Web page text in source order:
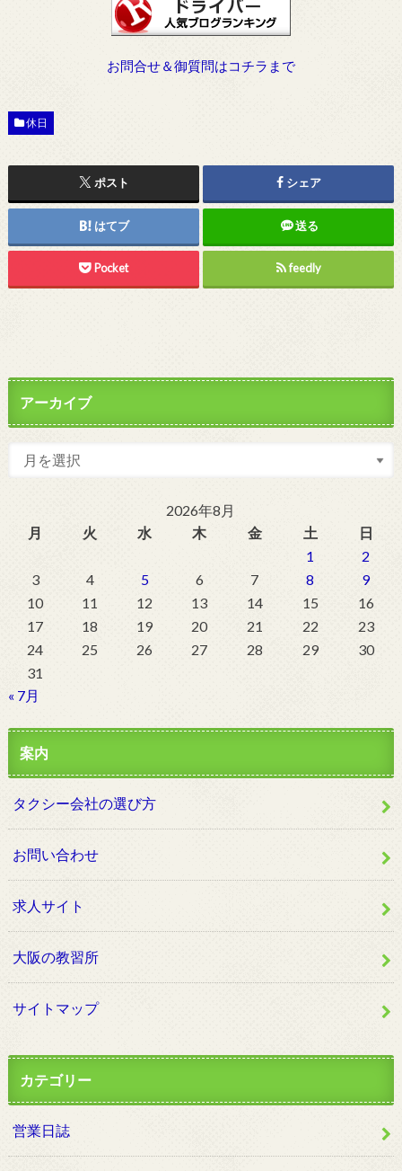
お問合せ＆御質問はコチラまで
休日
ポスト シェア
はてブ 送る
Pocket feedly
アーカイブ
2026年8月
月
火 水 木 金 土
日
1
2
3
4 5 6 7 8
9
10
11 12 13 14 15
16
17
18 19 20 21 22
23
24
25 26 27 28 29
30
31
« 7月
案内
タクシー会社の選び方
お問い合わせ
求人サイト
大阪の教習所
サイトマップ
カテゴリー
営業日誌